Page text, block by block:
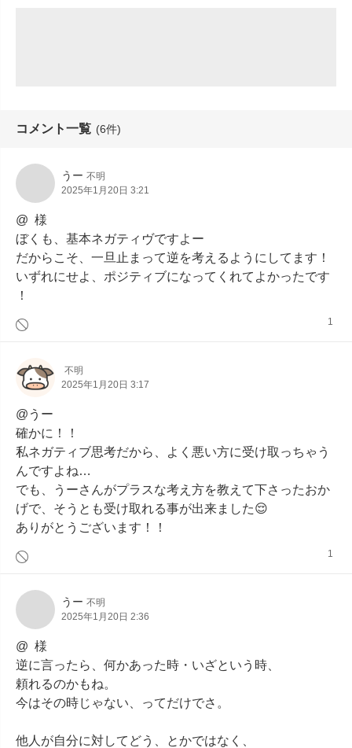
コメント一覧 (6件)
うー 不明
2025年1月20日 3:21
@︎ ︎ 様
ぼくも、基本ネガティヴですよー
だからこそ、一旦止まって逆を考えるようにしてます！
いずれにせよ、ポジティブになってくれてよかったです
！
1
不明
2025年1月20日 3:17
@うー
確かに！！
私ネガティブ思考だから、よく悪い方に受け取っちゃう
んですよね…
でも、うーさんがプラスな考え方を教えて下さったおか
げで、そうとも受け取れる事が出来ました😌
ありがとうございます！！
1
うー 不明
2025年1月20日 2:36
@︎ ︎ 様
逆に言ったら、何かあった時・いざという時、
頼れるのかもね。
今はその時じゃない、ってだけでさ。
他人が自分に対してどう、とかではなく、